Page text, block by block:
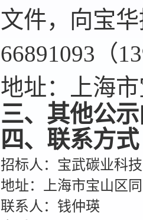
文件，向宝
66891093（
地址：上海
三、其他公
四、联系方式
招标人：宝武碳业科
地址：上海市宝山区
联系人：钱仲瑛